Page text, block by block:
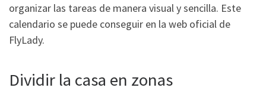
organizar las tareas de manera visual y sencilla. Este
calendario se puede conseguir en la web oficial de
FlyLady.
Dividir la casa en zonas